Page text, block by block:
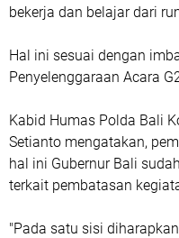
bekerja dan belajar dari
Hal ini sesuai dengan
Penyelenggaraan Acara
Kabid Humas Polda Bali
Setianto mengatakan,
hal ini Gubernur Bali
terkait pembatasan
"Pada satu sisi